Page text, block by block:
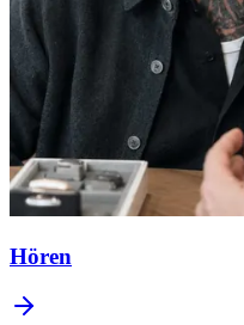
Hören